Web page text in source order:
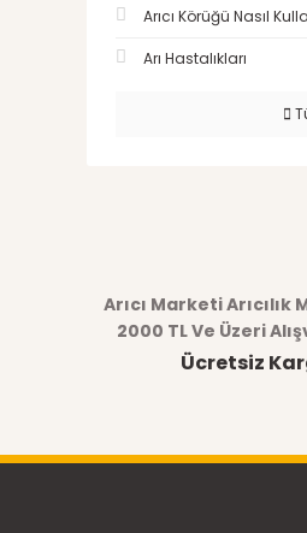
Arıcı Körüğü Nasıl
Arı Hastalıkları
Arıcı Marketi
2000 TL Ve Üzeri
Ücretsiz